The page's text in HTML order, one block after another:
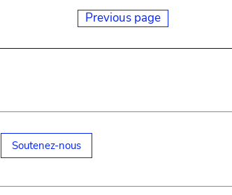
Previous page
Soutenez-nous